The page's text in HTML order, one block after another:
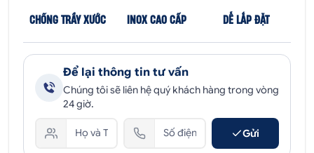
CHỐNG TRẦY XƯỚC INOX CAO CẤP DỄ LẮP ĐẶT
Để lại thông tin tư vấn
Chúng tôi sẽ liên hệ quý khách hàng trong vòng
24 giờ.
Gửi